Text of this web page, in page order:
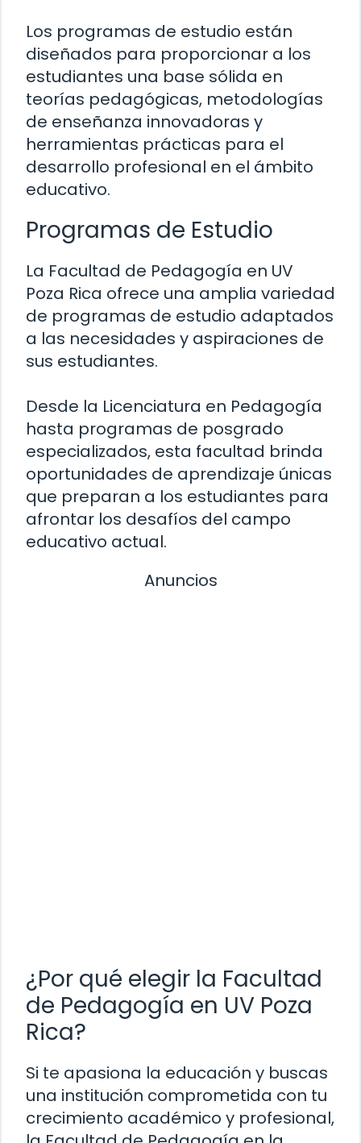
Los programas de estudio están
diseñados para proporcionar a los
estudiantes una base sólida en
teorías pedagógicas, metodologías
de enseñanza innovadoras y
herramientas prácticas para el
desarrollo profesional en el ámbito
educativo.
Programas de Estudio
La Facultad de Pedagogía en UV
Poza Rica ofrece una amplia variedad
de programas de estudio adaptados
a las necesidades y aspiraciones de
sus estudiantes.
Desde la Licenciatura en Pedagogía
hasta programas de posgrado
especializados, esta facultad brinda
oportunidades de aprendizaje únicas
que preparan a los estudiantes para
afrontar los desafíos del campo
educativo actual.
Anuncios
¿Por qué elegir la Facultad
de Pedagogía en UV Poza
Rica?
Si te apasiona la educación y buscas
una institución comprometida con tu
crecimiento académico y profesional,